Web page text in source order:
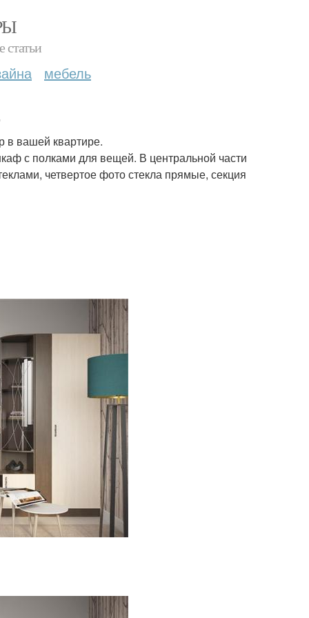
статьи
мебель
в вашей квартире.
с полками для вещей. В центральной части
четвертое фото стекла прямые, секция